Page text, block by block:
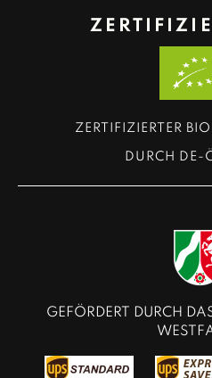
ZERTIFIZIERTER
DURCH
GEFÖRDERT DURCH